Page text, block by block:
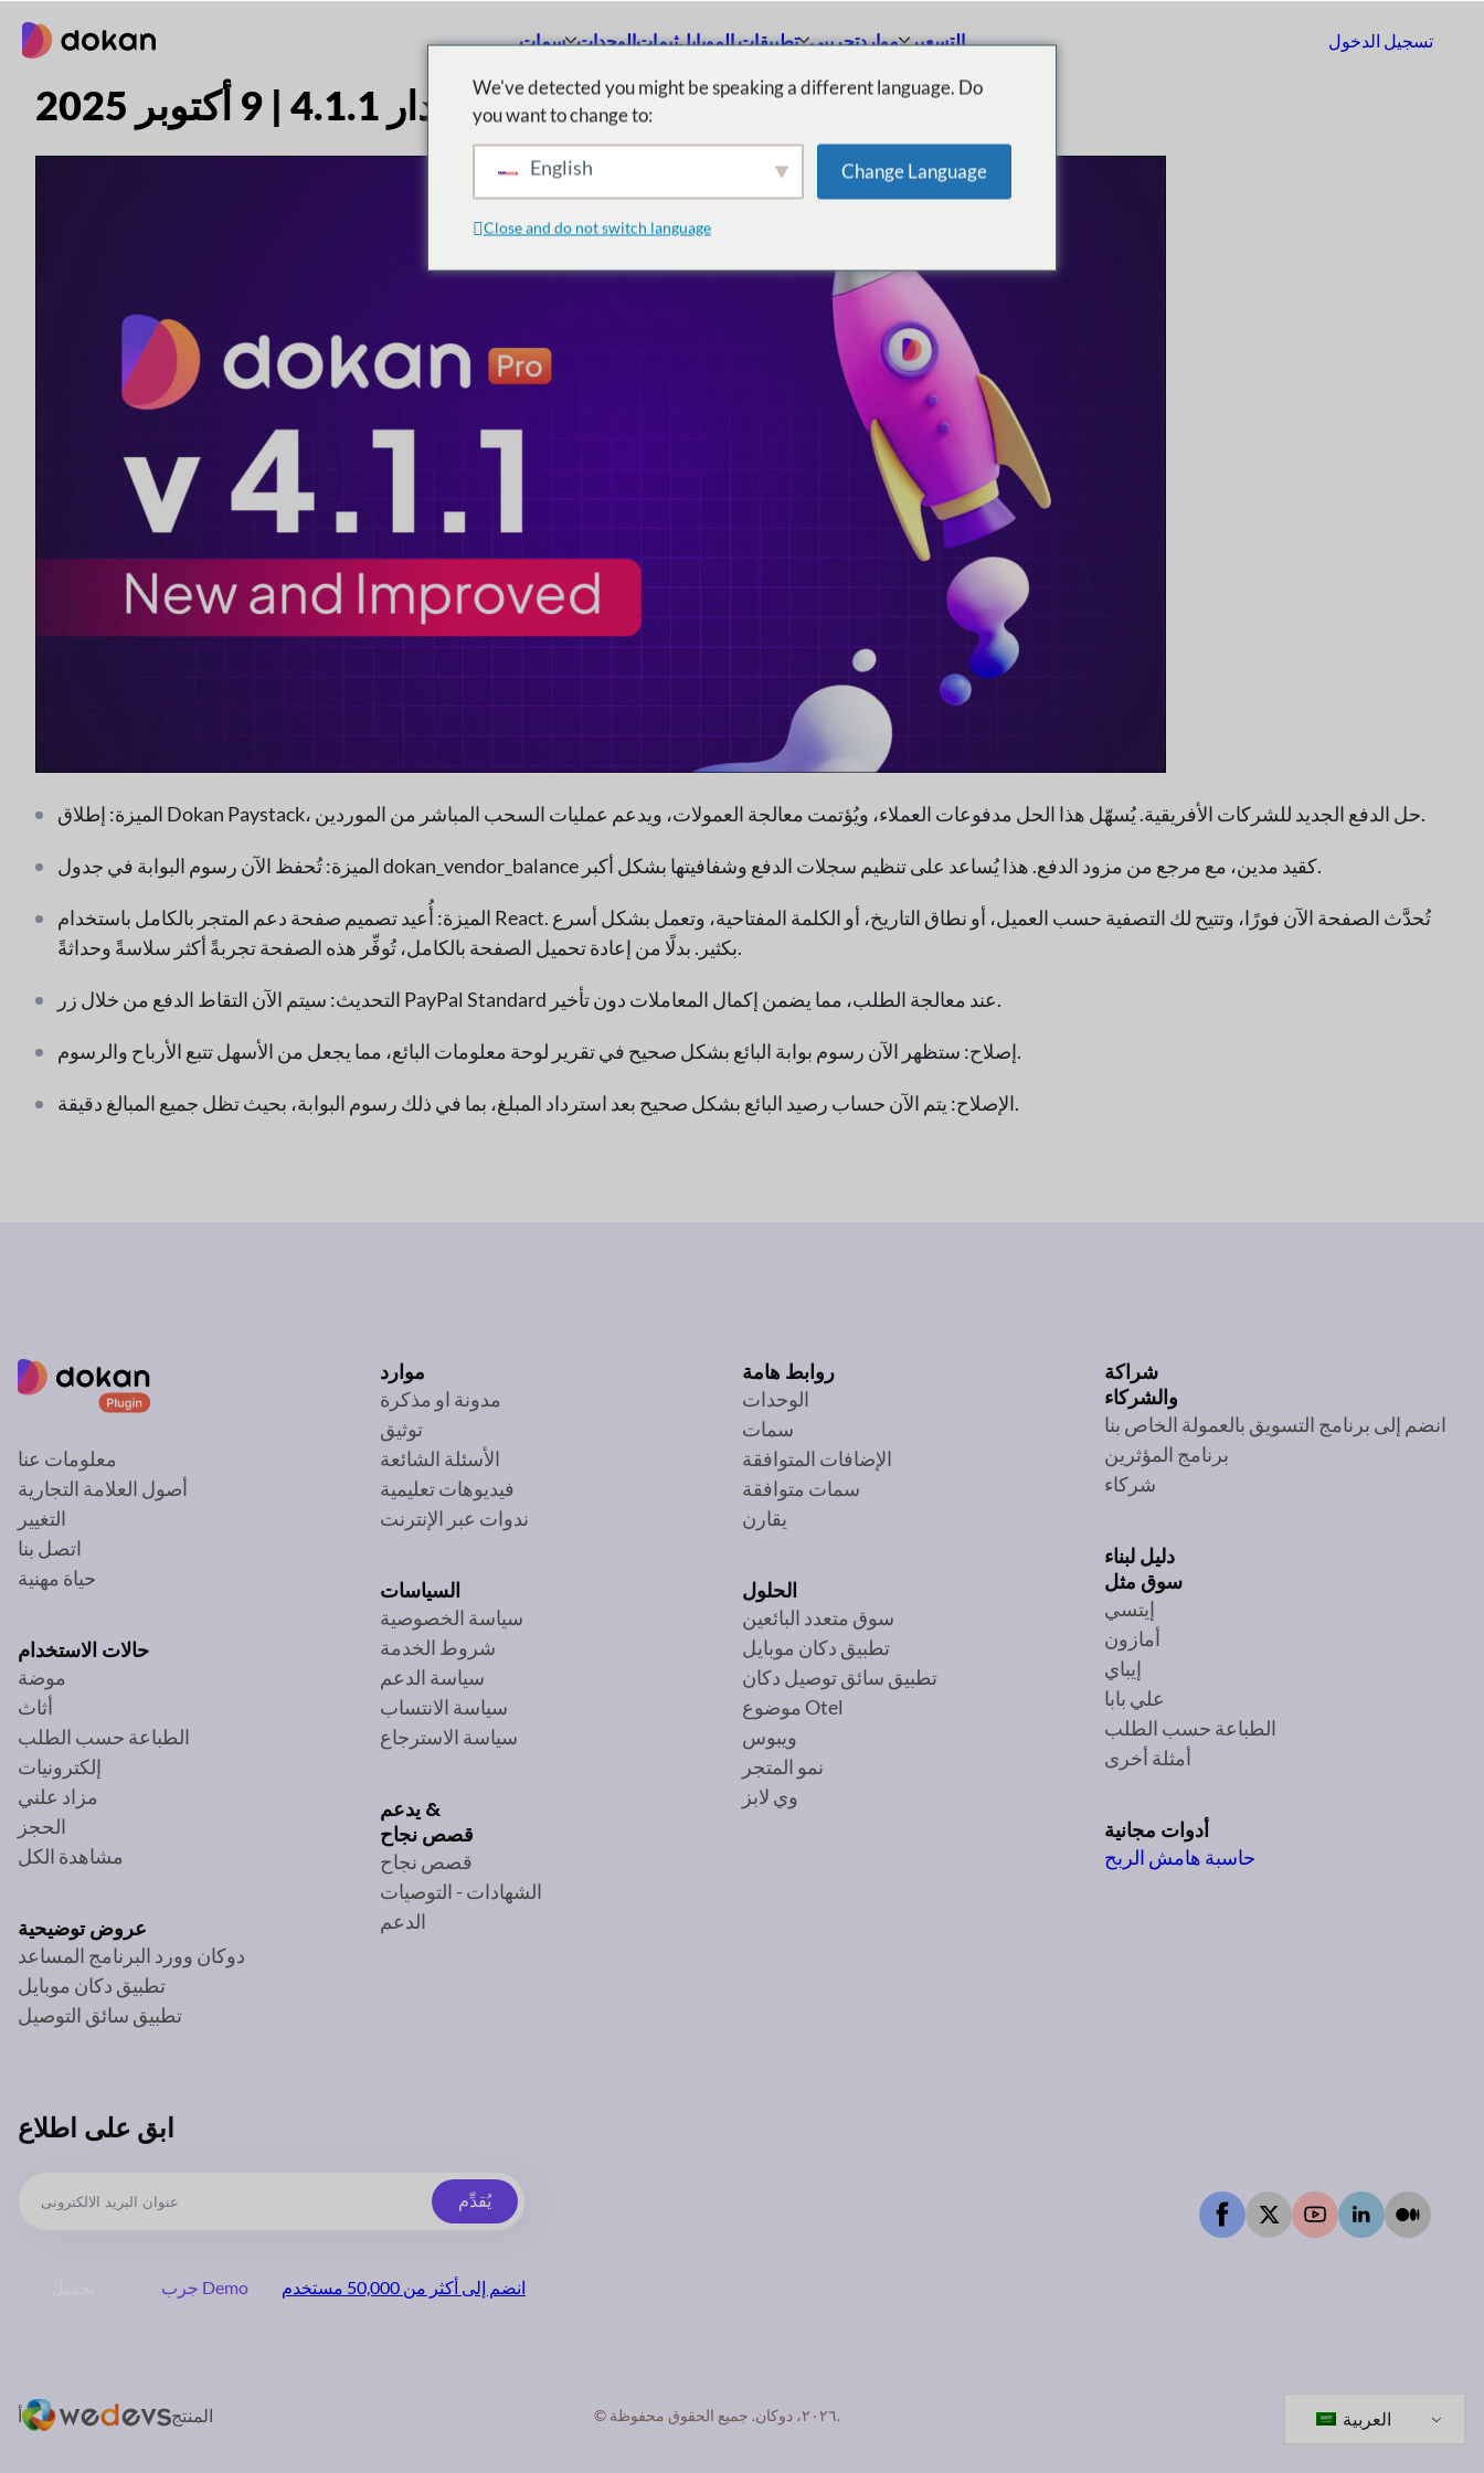
إلى
سمات الوحداتثيماتتطبيقات الموبايل تجريبيموارد التسعير تسجيل الدخول
الإصدار 4.1.1 | 9 أكتوبر 2025
الميزة: إطلاق Dokan Paystack، حل الدفع الجديد للشركات الأفريقية. يُسهّل هذا الحل مدفوعات العملاء، ويُؤتمت معالجة العمولات، ويدعم عمليات السحب المباشر من الموردين.
الميزة: تُحفظ الآن رسوم البوابة في جدول dokan_vendor_balance كقيد مدين، مع مرجع من مزود الدفع. هذا يُساعد على تنظيم سجلات الدفع وشفافيتها بشكل أكبر.
الميزة: أُعيد تصميم صفحة دعم المتجر بالكامل باستخدام React. تُحدَّث الصفحة الآن فورًا، وتتيح لك التصفية حسب العميل، أو نطاق التاريخ، أو الكلمة المفتاحية، وتعمل بشكل أسرع
بكثير. بدلًا من إعادة تحميل الصفحة بالكامل، تُوفِّر هذه الصفحة تجربةً أكثر سلاسةً وحداثةً.
التحديث: سيتم الآن التقاط الدفع من خلال زر PayPal Standard عند معالجة الطلب، مما يضمن إكمال المعاملات دون تأخير.
إصلاح: ستظهر الآن رسوم بوابة البائع بشكل صحيح في تقرير لوحة معلومات البائع، مما يجعل من الأسهل تتبع الأرباح والرسوم.
الإصلاح: يتم الآن حساب رصيد البائع بشكل صحيح بعد استرداد المبلغ، بما في ذلك رسوم البوابة، بحيث تظل جميع المبالغ دقيقة.
معلومات عنا
أصول العلامة التجارية
التغيير
اتصل بنا
حياة مهنية
حالات الاستخدام
موضة
أثاث
الطباعة حسب الطلب
إلكترونيات
مزاد علني
الحجز
مشاهدة الكل
عروض توضيحية
دوكان وورد البرنامج المساعد
تطبيق دكان موبايل
تطبيق سائق التوصيل
موارد
مدونة او مذكرة
توثيق
الأسئلة الشائعة
فيديوهات تعليمية
ندوات عبر الإنترنت
السياسات
سياسة الخصوصية
شروط الخدمة
سياسة الدعم
سياسة الانتساب
سياسة الاسترجاع
يدعم &
قصص نجاح
قصص نجاح
الشهادات - التوصيات
الدعم
روابط هامة
الوحدات
سمات
الإضافات المتوافقة
سمات متوافقة
يقارن
الحلول
سوق متعدد البائعين
تطبيق دكان موبايل
تطبيق سائق توصيل دكان
موضوع Otel
ويبوس
نمو المتجر
وي لابز
شراكة
والشركاء
انضم إلى برنامج التسويق بالعمولة الخاص بنا
برنامج المؤثرين
شركاء
دليل لبناء
سوق مثل
إيتسي
أمازون
إيباي
علي بابا
الطباعة حسب الطلب
أمثلة أخرى
أدوات مجانية
حاسبة هامش الربح
ابق على اطلاع
يُقدِّم
جرب Demo انضم إلى أكثر من 50,000 مستخدم
أ المنتج © ٢٠٢٦، دوكان. جميع الحقوق محفوظة. العربية
We've detected you might be speaking a different language. Do
you want to change to:
English Change Language
Close and do not switch language